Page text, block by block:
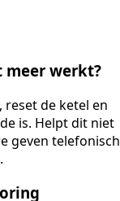
meer werkt?
de ketel en
is. Helpt dit niet
geven telefonisch